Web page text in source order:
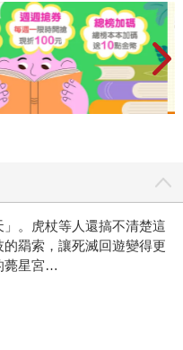
。虎杖等人還搞不清楚這
羂索，讓死滅回遊變得更
薨星宮…